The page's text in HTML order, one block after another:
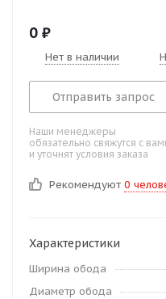
0 ₽
Нет в наличии
Отправить запрос
Наши менеджеры
обязательно свяжутся с
и уточнят условия заказа
Рекомендуют 0
Характеристики
Ширина обода
Диаметр обода